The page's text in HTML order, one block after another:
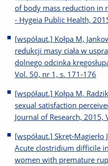
of body mass reduction in
- Hygeia Public Health,
[współaut.] Kołpa M,
redukcji masy ciała w
dolnego odcinka
Vol. 50, nr 1, s. 171-176
[współaut.] Kołpa M,
sexual satisfaction
Journal of Research, 2015,
[współaut.] Skręt-Magierło
Acute clostridium difficile
women with premature